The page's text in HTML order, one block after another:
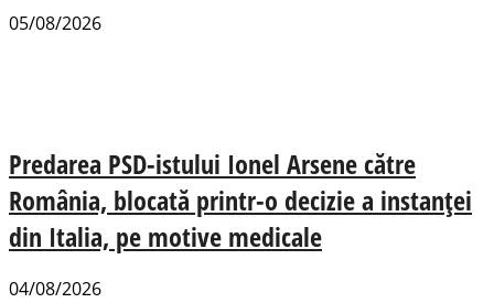
05/08/2026
Predarea PSD-istului Ionel Arsene către
România, blocată printr-o decizie a instanței
din Italia, pe motive medicale
04/08/2026